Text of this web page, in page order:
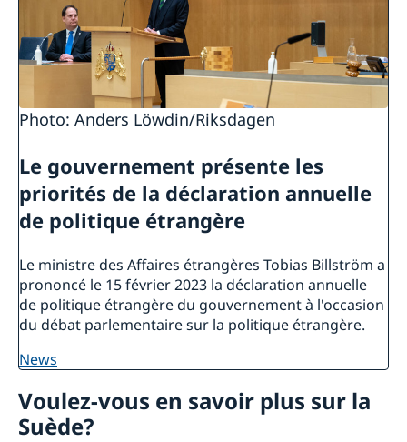
Photo: Anders Löwdin/Riksdagen
Le gouvernement présente les
priorités de la déclaration annuelle
de politique étrangère
Le ministre des Affaires étrangères Tobias Billström a
prononcé le 15 février 2023 la déclaration annuelle
de politique étrangère du gouvernement à l'occasion
du débat parlementaire sur la politique étrangère.
news
Voulez-vous en savoir plus sur la
Suède?